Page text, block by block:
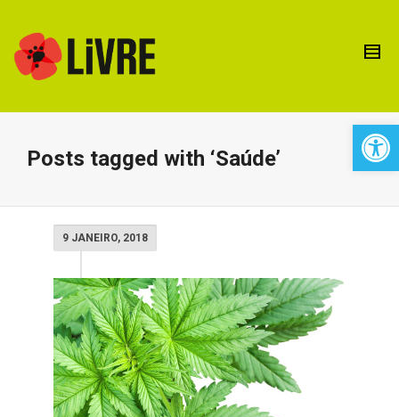
Posts tagged with ‘Saúde’
9 JANEIRO, 2018